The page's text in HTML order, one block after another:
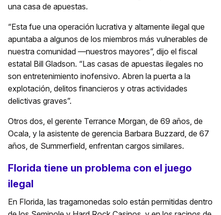
una casa de apuestas.
“Esta fue una operación lucrativa y altamente ilegal que
apuntaba a algunos de los miembros más vulnerables de
nuestra comunidad —nuestros mayores”, dijo el fiscal
estatal Bill Gladson. “Las casas de apuestas ilegales no
son entretenimiento inofensivo. Abren la puerta a la
explotación, delitos financieros y otras actividades
delictivas graves”.
Otros dos, el gerente Terrance Morgan, de 69 años, de
Ocala, y la asistente de gerencia Barbara Buzzard, de 67
años, de Summerfield, enfrentan cargos similares.
Florida tiene un problema con el juego
ilegal
En Florida, las tragamonedas solo están permitidas dentro